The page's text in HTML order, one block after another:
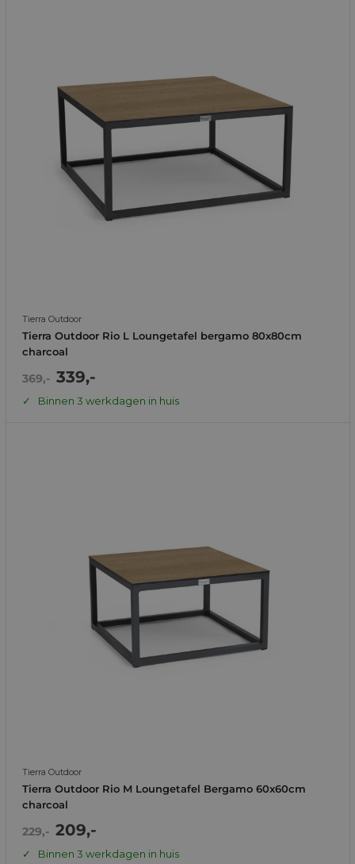
Tierra Outdoor
Tierra Outdoor Rio L Loungetafel bergamo 80x80cm
charcoal
Normale
prijs
369,- Actie
prijs
339,-
Binnen 3 werkdagen in huis
Tierra Outdoor
Tierra Outdoor Rio M Loungetafel Bergamo 60x60cm
charcoal
Normale
prijs
229,- Actie
209,-
Binnen 3 werkdagen in huis